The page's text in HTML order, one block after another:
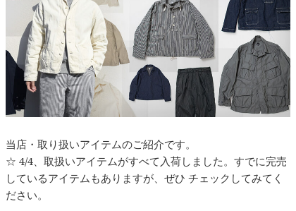
当店・取り扱いアイテムのご紹介です。
☆ 4/4、取扱いアイテムがすべて入荷しました。すでに完売
しているアイテムもありますが、ぜひ チェックしてみてく
ださい。